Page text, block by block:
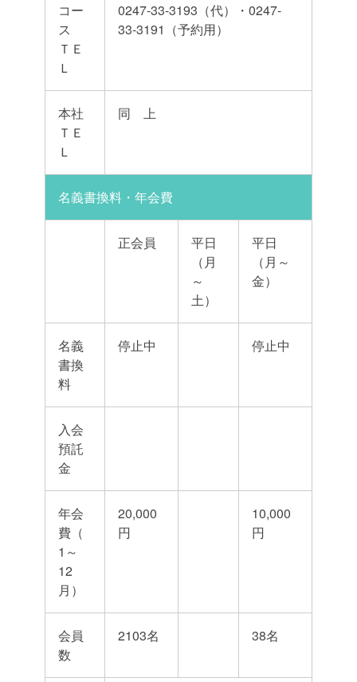
コー
ス
ＴＥ
Ｌ
0247-33-3193（代）・0247-
33-3191（予約用）
本社
ＴＥ
Ｌ
同 上
名義書換料・年会費
正会員
平日
（月
～
土）
平日
（月～
金）
名義
書換
料
停止中 停止中
入会
預託
金
年会
費（
1～
12
月）
20,000
円
10,000
円
会員
数
2103名 38名